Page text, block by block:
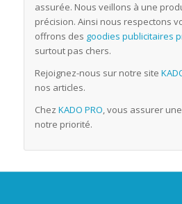
assurée. Nous veillons à une
précision. Ainsi nous respectons
offrons des goodies publicitaires
surtout pas chers.
Rejoignez-nous sur notre site
nos articles.
Chez KADO PRO, vous assurer
notre priorité.